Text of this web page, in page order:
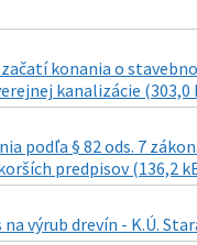
začatí konania o
kanalizácie (303,0
podľa § 82 ods. 7
predpisov (136,2
výrub drevín - K.Ú.